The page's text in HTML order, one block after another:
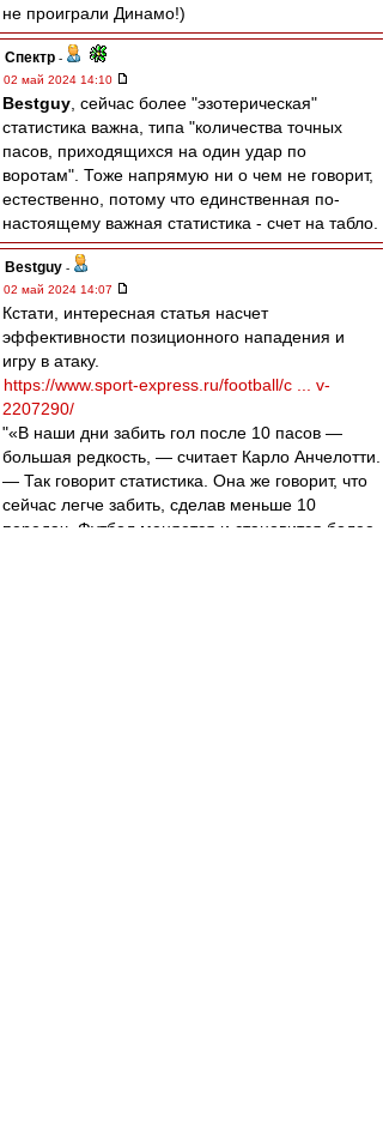
не проиграли Динамо!)
Спектр -
02 май 2024 14:10
Bestguy , сейчас более "эзотерическая"
статистика важна, типа "количества точных
пасов, приходящихся на один удар по
воротам". Тоже напрямую ни о чем не говорит,
естественно, потому что единственная по-
настоящему важная статистика - счет на табло.
Bestguy -
02 май 2024 14:07
Кстати, интересная статья насчет
эффективности позиционного нападения и
игру в атаку.
https://www.sport-express.ru/football/c ... v-
2207290/
"«В наши дни забить гол после 10 пасов —
большая редкость, — считает Карло Анчелотти.
— Так говорит статистика. Она же говорит, что
сейчас легче забить, сделав меньше 10
передач. Футбол меняется и становится более